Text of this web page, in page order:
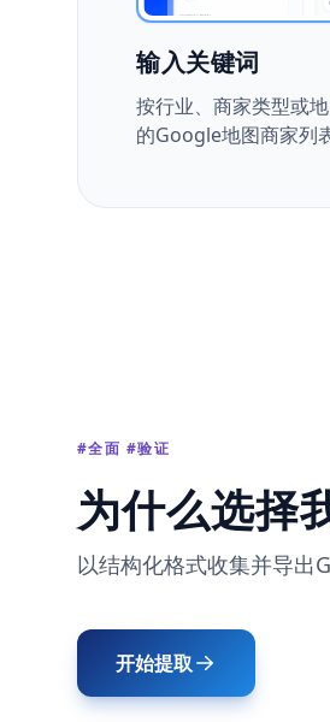
输入关键词
按行业、商家类型或
的Google地图商家列表
#全面 #验证
为什么选择
以结构化格式收集并导出
开始提取